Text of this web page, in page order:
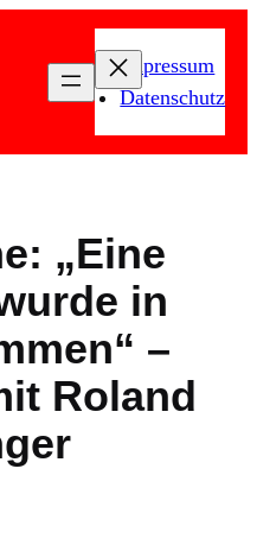
Impressum
Datenschutz
„Eine
in
–
Roland